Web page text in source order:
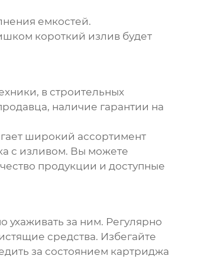
емкостей.
короткий излив будет
в строительных
наличие гарантии на
широкий ассортимент
с изливом. Вы можете
продукции и доступные
ухаживать за ним. Регулярно
средства. Избегайте
за состоянием картриджа